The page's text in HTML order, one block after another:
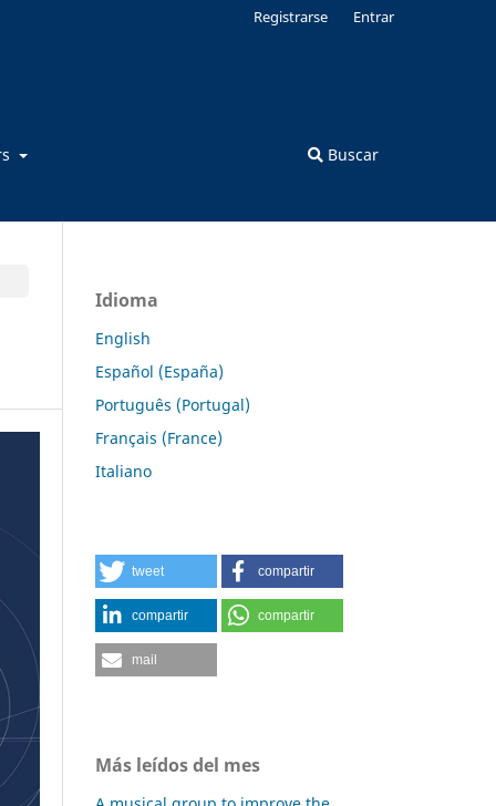
Buscar
Registrarse Entrar
Idioma
English
Español (España)
Português (Portugal)
Français (France)
Italiano
tweet compartir
compartir compartir
mail
Más leídos del mes